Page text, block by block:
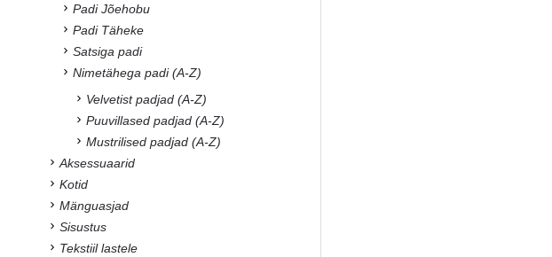
Padi Jõehobu
Padi Täheke
Satsiga padi
Nimetähega padi (A-Z)
Velvetist padjad (A-Z)
Puuvillased padjad (A-Z)
Mustrilised padjad (A-Z)
Aksessuaarid
Kotid
Mänguasjad
Sisustus
Tekstiil lastele